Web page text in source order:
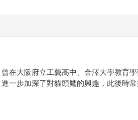
在大阪府立工藝高中、金澤大學教育
一步加深了對貓頭鷹的興趣，此後時